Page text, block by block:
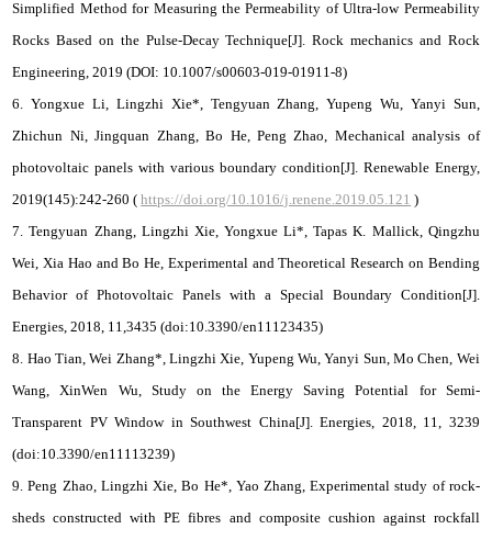
Simplified Method for Measuring the Permeability of Ultra-low Permeability
Rocks Based on the Pulse-Decay Technique[J]. Rock mechanics and Rock
Engineering, 2019 (DOI: 10.1007/s00603-019-01911-8)
6. Yongxue Li, Lingzhi Xie*, Tengyuan Zhang, Yupeng Wu, Yanyi Sun,
Zhichun Ni, Jingquan Zhang, Bo He, Peng Zhao, Mechanical analysis of
photovoltaic panels with various boundary condition[J]. Renewable Energy,
2019(145):242-260 (https://doi.org/10.1016/j.renene.2019.05.121 )
7. Tengyuan Zhang, Lingzhi Xie, Yongxue Li*, Tapas K. Mallick, Qingzhu
Wei, Xia Hao and Bo He, Experimental and Theoretical Research on Bending
Behavior of Photovoltaic Panels with a Special Boundary Condition[J].
Energies, 2018, 11,3435 (doi:10.3390/en11123435)
8. Hao Tian, Wei Zhang*, Lingzhi Xie, Yupeng Wu, Yanyi Sun, Mo Chen, Wei
Wang, XinWen Wu, Study on the Energy Saving Potential for Semi-
Transparent PV Window in Southwest China[J]. Energies, 2018, 11, 3239
(doi:10.3390/en11113239)
9. Peng Zhao, Lingzhi Xie, Bo He*, Yao Zhang, Experimental study of rock-
sheds constructed with PE fibres and composite cushion against rockfall